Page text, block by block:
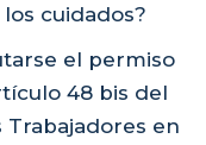
cuidados?
el permiso
48 bis del
Trabajadores en